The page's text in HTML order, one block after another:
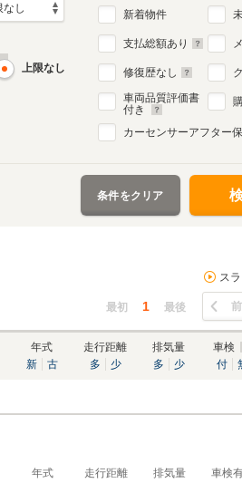
上限なし
新着物件
支払総額あり
修復歴なし
車両品質評価書
付き
カーセンサーアフター
条件をクリア
ス
最初 1 最後
年式
新
古
走行距離
多
少
排気量
多
少
車検
付
年式 走行距離 排気量
車検